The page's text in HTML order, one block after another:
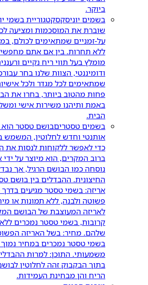
ביוקר.
בשמים יוניסקסקטגוריית בשמי
שוברת את המוסכמות ומציעה
על-זמניים שמתאימים לכולם,
ללא תחרות. בין אם אתם
מומלץ בעל תווי ריח נקיים
ודומיננטי, הצוות שלנו בחר
שמתאימים לכל מגדר ולכל
פחות מהטוב ביותר, בחרו את
באמת ותיהנו משירות אישי
הבית.
בשמים טסטריםבושם טסטר הוא
אותנטי וחדש לחלוטין, המשמש
כדי לאפשר ללקוחות לנסות את
ברוב המקרים, הוא מיוצר על
נוסחה כמו הבושם הרגיל, אך
החיצונית. ההבדלים בין בושם
אריזה: בשמי טסטר מגיעים בדרך
פשוטה ולבנה, ללא תמונות או
לאריזה המעוצבת של הבושם
קרובות, בשמי טסטר נמכרים
שלהם. מחיר: בשל האריזה
בשמי טסטר נמכרים במחיר נמוך
משמעותי. התוכן: למרות ההבדלים
בתוך הבקבוק זהה לחלוטין
הריח והן מבחינת העמידות.